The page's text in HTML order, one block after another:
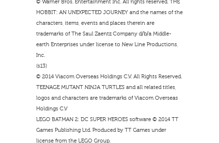
© Warner Bros. Entertainment Inc. All rights reserved. THE
HOBBIT: AN UNEXPECTED JOURNEY and the names of the
characters, items, events and places therein are
trademarks of The Saul Zaentz Company d/b/a Middle-
earth Enterprises under license to New Line Productions,
Inc.
(s13)
© 2014 Viacom Overseas Holdings C.V. All Rights Reserved.
TEENAGE MUTANT NINJA TURTLES and all related titles,
logos and characters are trademarks of Viacom Overseas
Holdings C.V
LEGO BATMAN 2: DC SUPER HEROES software © 2014 TT
Games Publishing Ltd. Produced by TT Games under
license from the LEGO Group.